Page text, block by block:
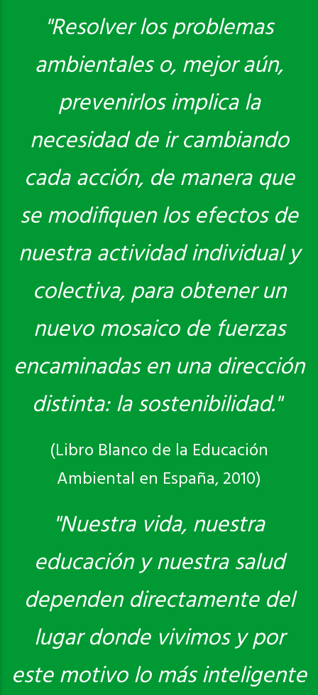
Saber más
"Resolver los problemas
ambientales o, mejor aún,
prevenirlos implica la
necesidad de ir cambiando
cada acción, de manera que
se modifiquen los efectos de
nuestra actividad individual y
colectiva, para obtener un
nuevo mosaico de fuerzas
encaminadas en una dirección
distinta: la sostenibilidad."
(Libro Blanco de la Educación
Ambiental en España, 2010)
"Nuestra vida, nuestra
educación y nuestra salud
dependen directamente del
lugar donde vivimos y por
este motivo lo más inteligente